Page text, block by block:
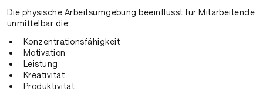
Die physische Arbeitsumgebung beeinflusst für Mitarbeitende
unmittelbar die:
Konzentrationsfähigkeit
Motivation
Leistung
Kreativität
Produktivität